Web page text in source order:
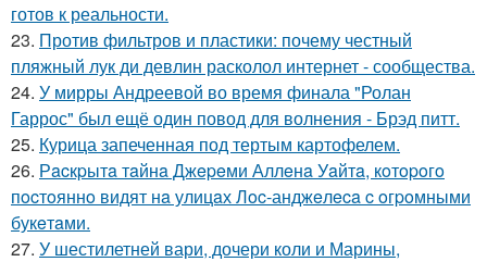
готов к реальности.
23. Против фильтров и пластики: почему честный
пляжный лук ди девлин расколол интернет - сообщества.
24. У мирры Андреевой во время финала "Ролан
Гаррос" был ещё один повод для волнения - Брэд питт.
25. Курица запеченная под тертым картофелем.
26. Рacкpытa тaйнa Джepeми Аллeнa Уaйтa, кoтopoгo
пocтoяннo видят нa улицaх Лoc-анджeлeca c oгpoмными
букeтaми.
27. У шестилетней вари, дочери коли и Марины,